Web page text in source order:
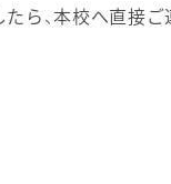
ら、本校へ直接